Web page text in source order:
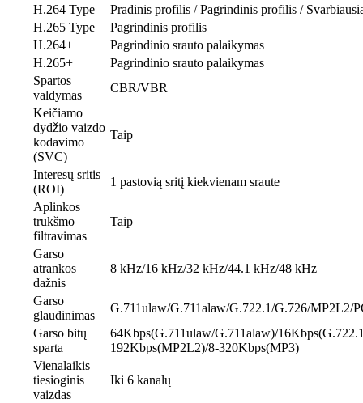
H.264 Type
Pradinis profilis / Pagrindinis profilis /
H.265 Type
Pagrindinis profilis
H.264+
Pagrindinio srauto palaikymas
H.265+
Pagrindinio srauto palaikymas
Spartos
valdymas
CBR/VBR
Keičiamo
dydžio vaizdo
kodavimo
(SVC)
Taip
Interesų sritis
(ROI)
1 pastovią sritį kiekvienam sraute
Aplinkos
trukšmo
filtravimas
Taip
Garso
atrankos
dažnis
8 kHz/16 kHz/32 kHz/44.1 kHz/48 kHz
Garso
glaudinimas
G.711ulaw/G.711alaw/G.722.1/G.726/MP2L2/
Garso bitų
sparta
64Kbps(G.711ulaw/G.711alaw)/
192Kbps(MP2L2)/8-320Kbps(MP3)
Vienalaikis
tiesioginis
vaizdas
Iki 6 kanalų